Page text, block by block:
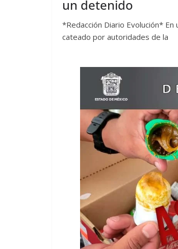
un detenido
*Redacción Diario Evolución*
cateado por autoridades de la